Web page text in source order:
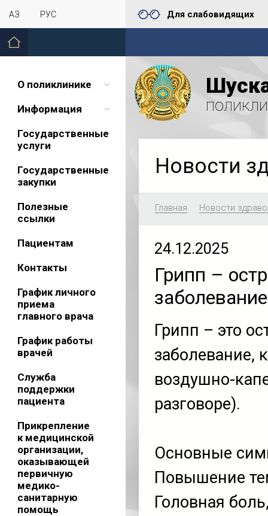
ҚАЗ РУС Для слабовидящих
О поликлинике
Информация
Государственные
услуги
Государственные
закупки
Полезные
ссылки
Пациентам
Контакты
График личного
приема
главного врача
График работы
врачей
Служба
поддержки
пациента
Прикрепление
к медицинской
организации,
оказывающей
первичную
медико-
санитарную
помощь
Новости
Главная Новости
24.12.2025
Грипп –
Грипп – это
заболевание,
воздушно-
разговоре).
Основные
Повышение
Головная